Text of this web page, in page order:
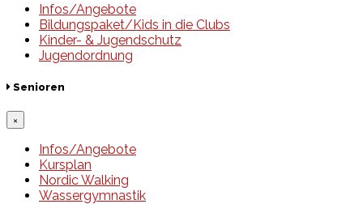
Infos/Angebote
Bildungspaket/Kids in die Clubs
Kinder- & Jugendschutz
Jugendordnung
Senioren
×
Infos/Angebote
Kursplan
Nordic Walking
Wassergymnastik